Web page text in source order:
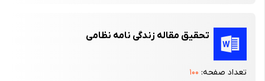
تحقیق مقاله زندگی نامه نظامی
تعداد صفحه: ۱۰۰